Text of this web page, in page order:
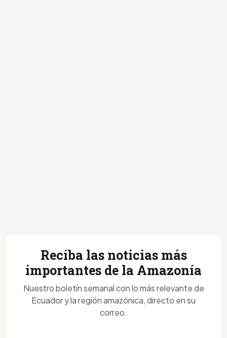
Reciba las noticias más
importantes de la Amazonía
Nuestro boletín semanal con lo más relevante de
Ecuador y la región amazónica, directo en su
correo.